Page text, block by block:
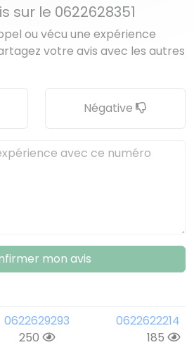
sur le 0622628351
ou vécu une expérience
votre avis avec les autres
Négative
mon avis
0622629293
250
0622622214
185